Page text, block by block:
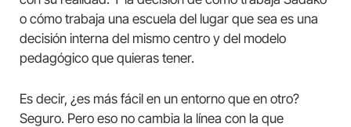
o cómo trabaja una escuela del lugar que sea es una
decisión interna del mismo centro y del modelo
pedagógico que quieras tener.
Es decir, ¿es más fácil en un entorno que en otro?
Seguro. Pero eso no cambia la línea con la que